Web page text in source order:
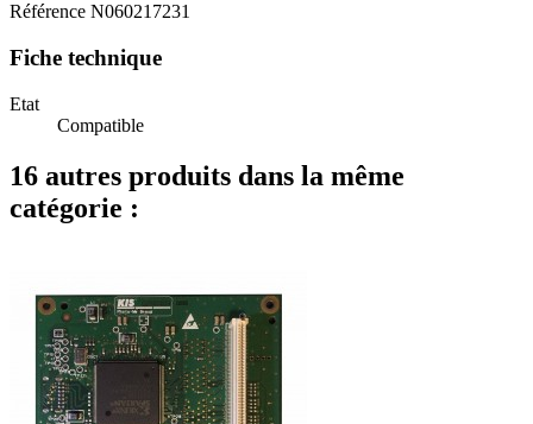
Référence N060217231
Fiche technique
Etat
Compatible
16 autres produits dans la même
catégorie :